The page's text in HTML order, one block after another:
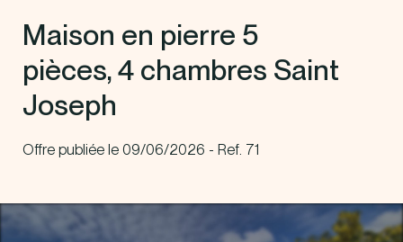
Maison en pierre 5
pièces, 4 chambres Saint
Joseph
Offre publiée le 09/06/2026 - Ref. 71